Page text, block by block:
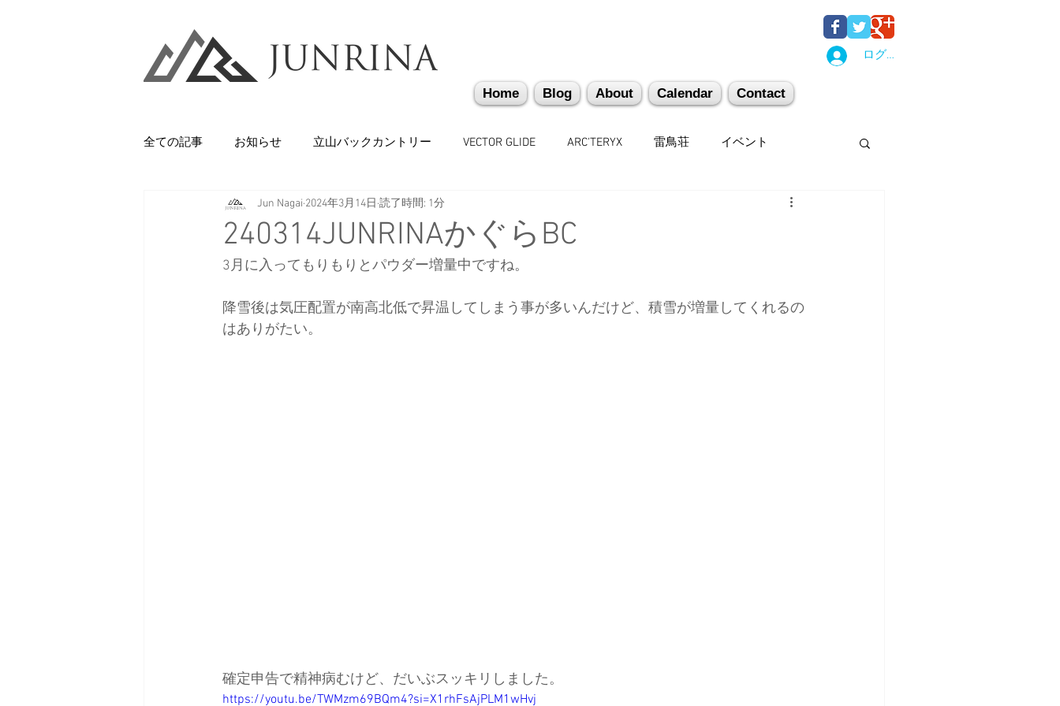
ログイン
Home Blog About Calendar Contact
全ての記事 お知らせ 立山バックカントリー VECTOR GLIDE ARC'TERYX 雷鳥荘 イベント
Backcountry 八甲田山 かぐらバックカントリー
石井スポーツ 休日 美味しいもの バックカントリーギア
剱岳・立山連峰 西上州の山々
240314JUNRINAかぐらBC
Jun Nagai 2024年3月14日 読了時間: 1分
3月に入ってもりもりとパウダー増量中ですね。
降雪後は気圧配置が南高北低で昇温してしまう事が多いんだけど、積雪が増量してくれるの
はありがたい。
確定申告で精神病むけど、だいぶスッキリしました。
https://youtu.be/TWMzm69BQm4?si=X1rhFsAjPLM1wHvj